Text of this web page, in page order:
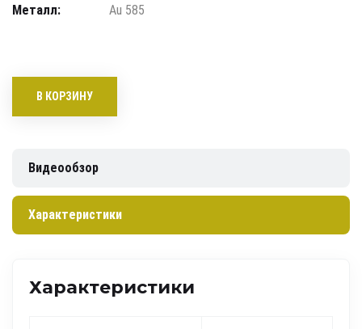
Металл:
Au 585
В КОРЗИНУ
Видеообзор
Характеристики
Характеристики